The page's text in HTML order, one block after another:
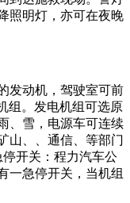
照明灯，亦可在夜晚
发动机，驾驶室可前
组。发电机组可选原
、雪，电源车可连续
山、、通信、等部门
开关：程力汽车公
一急停开关，当机组